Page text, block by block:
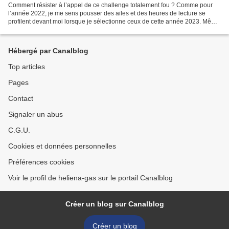
Comment résister à l’appel de ce challenge totalement fou ? Comme pour
l’année 2022, je me sens pousser des ailes et des heures de lecture se
profilent devant moi lorsque je sélectionne ceux de cette année 2023. Même
Hébergé par Canalblog
Top articles
Pages
Contact
Signaler un abus
C.G.U.
Cookies et données personnelles
Préférences cookies
Voir le profil de heliena-gas sur le portail Canalblog
Créer un blog sur Canalblog
Créer un blog